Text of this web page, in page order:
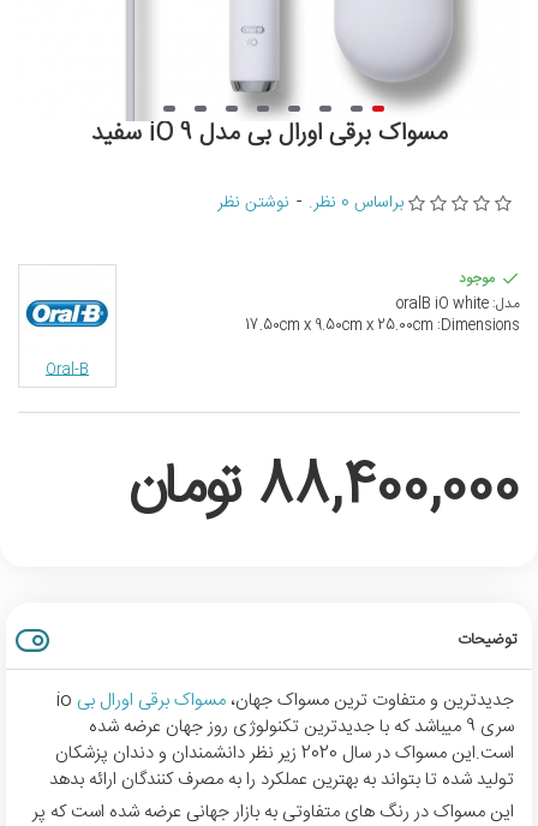
مسواک برقی اورال بی مدل iO 9 سفید
موجود
مدل:oralB iO white
Dimensions:
17.50cm x 9.50cm x 25.00cm
Oral-B
براساس 0 نظر. - نوشتن نظر
88,400,000 تومان
توضیحات
جدیدترین و متفاوت ترین مسواک جهان، مسواک برقی اورال بی io
سری 9 میباشد که با جدیدترین تکنولوژی روز جهان عرضه شده
است.این مسواک در سال 2020 زیر نظر دانشمندان و دندان پزشکان
تولید شده تا بتواند به بهترین عملکرد را به مصرف کنندگان ارائه بدهد
این مسواک در رنگ های متفاوتی به بازار جهانی عرضه شده است که پر